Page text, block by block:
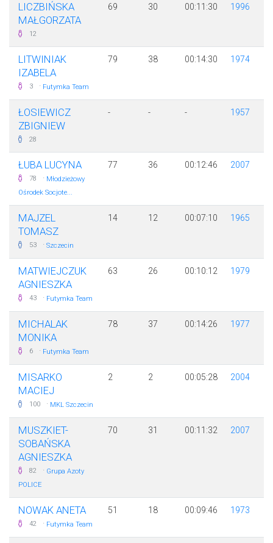
LICZBIŃSKA
MAŁGORZATA
12
69 30 00:11:30 1996
LITWINIAK
IZABELA
3 · Futymka Team
79 38 00:14:30 1974
ŁOSIEWICZ
ZBIGNIEW
28
- - - 1957
ŁUBA LUCYNA
78 · Młodzieżowy
Ośrodek Socjote...
77 36 00:12:46 2007
MAJZEL
TOMASZ
53 · Szczecin
14 12 00:07:10 1965
MATWIEJCZUK
AGNIESZKA
43 · Futymka Team
63 26 00:10:12 1979
MICHALAK
MONIKA
6 · Futymka Team
78 37 00:14:26 1977
MISARKO
MACIEJ
100 · MKL Szczecin
2 2 00:05:28 2004
MUSZKIET-
SOBAŃSKA
AGNIESZKA
82 · Grupa Azoty
POLICE
70 31 00:11:32 2007
NOWAK ANETA
42 · Futymka Team
51 18 00:09:46 1973